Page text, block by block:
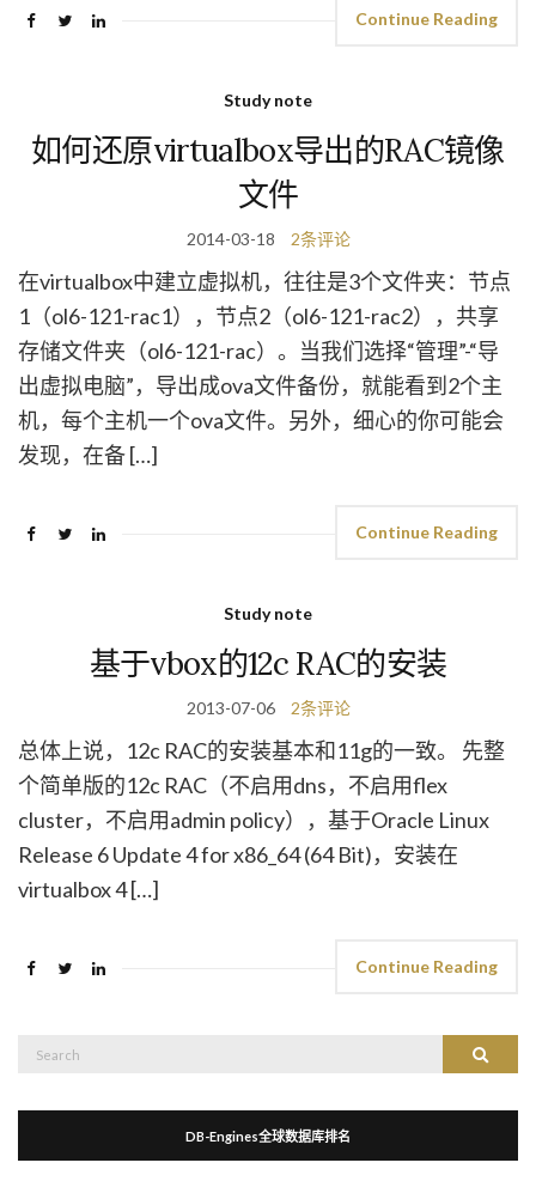
Continue Reading
Study note
如何还原virtualbox导出的RAC镜像
文件
2014-03-18 2条评论
在virtualbox中建立虚拟机，往往是3个文件夹：节点
1（ol6-121-rac1），节点2（ol6-121-rac2），共享
存储文件夹（ol6-121-rac）。当我们选择“管理”-“导
出虚拟电脑”，导出成ova文件备份，就能看到2个主
机，每个主机一个ova文件。另外，细心的你可能会
发现，在备 […]
Continue Reading
Study note
基于vbox的12c RAC的安装
2013-07-06 2条评论
总体上说，12c RAC的安装基本和11g的一致。 先整
个简单版的12c RAC（不启用dns，不启用flex
cluster，不启用admin policy），基于Oracle Linux
Release 6 Update 4 for x86_64 (64 Bit)，安装在
virtualbox 4 […]
Continue Reading
Search
DB-Engines全球数据库排名